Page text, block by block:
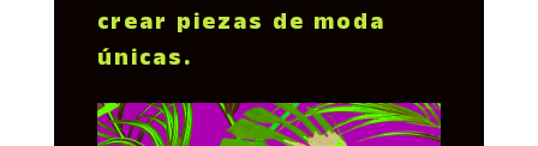
crear piezas de moda
únicas.